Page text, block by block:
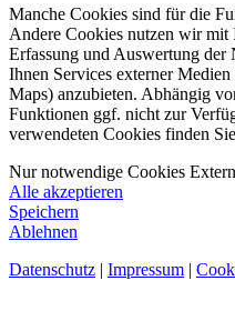
Manche Cookies sind für die
Andere Cookies nutzen wir
Erfassung und Auswertung der
Ihnen Services externer
Maps) anzubieten. Abhängig
Funktionen ggf. nicht zur
verwendeten Cookies finden
Nur notwendige Cookies
Alle akzeptieren
Speichern
Ablehnen
Datenschutz | Impressum |